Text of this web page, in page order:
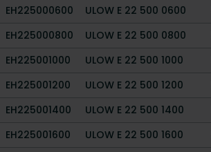
EH225000600
ULOW E 22 500 0600
EH225000800
ULOW E 22 500 0800
EH225001000
ULOW E 22 500 1000
EH225001200
ULOW E 22 500 1200
EH225001400
ULOW E 22 500 1400
EH225001600
ULOW E 22 500 1600